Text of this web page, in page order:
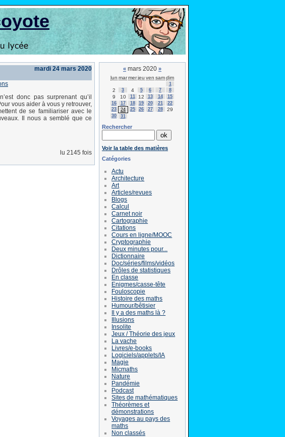
mardi 24 mars 2020
donc pas surprenant qu’il
vous aider à vous y retrouver,
de se familiariser avec le
Il nous a semblé que ce
lu 2145 fois
« mars 2020 »
lun marmerjeu ven samdim
1
2 3 4 5 6 7 8
9 10 11 12 13 14
15
16
17 18 19 20 21
22
23
24 25 26 27 28 29
30 31
Rechercher
Voir la table des matières
Catégories
Actu
Architecture
Art
Articles/revues
Blogs
Calcul
Carnet noir
Cartographie
Citations
Cours en ligne/MOOC
Cryptographie
Deux minutes pour...
Dictionnaire
Doc/séries/films/vidéos
Drôles de statistiques
En classe
Enigmes/casse-tête
Fouloscopie
Histoire des maths
Humour/bêtisier
Il y a des maths là ?
Illusions
Insolite
Jeux / Théorie des jeux
La vache
Livres/e-books
Logiciels/applets/IA
Magie
Micmaths
Nature
Pandémie
Podcast
Sites de mathématiques
Théorèmes et
démonstrations
Voyages au pays des
maths
Non classés